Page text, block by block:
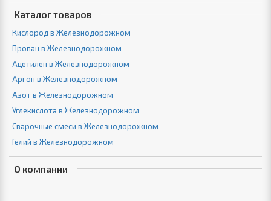
Каталог товаров
Кислород в Железнодорожном
Пропан в Железнодорожном
Ацетилен в Железнодорожном
Аргон в Железнодорожном
Азот в Железнодорожном
Углекислота в Железнодорожном
Сварочные смеси в Железнодорожном
Гелий в Железнодорожном
О компании